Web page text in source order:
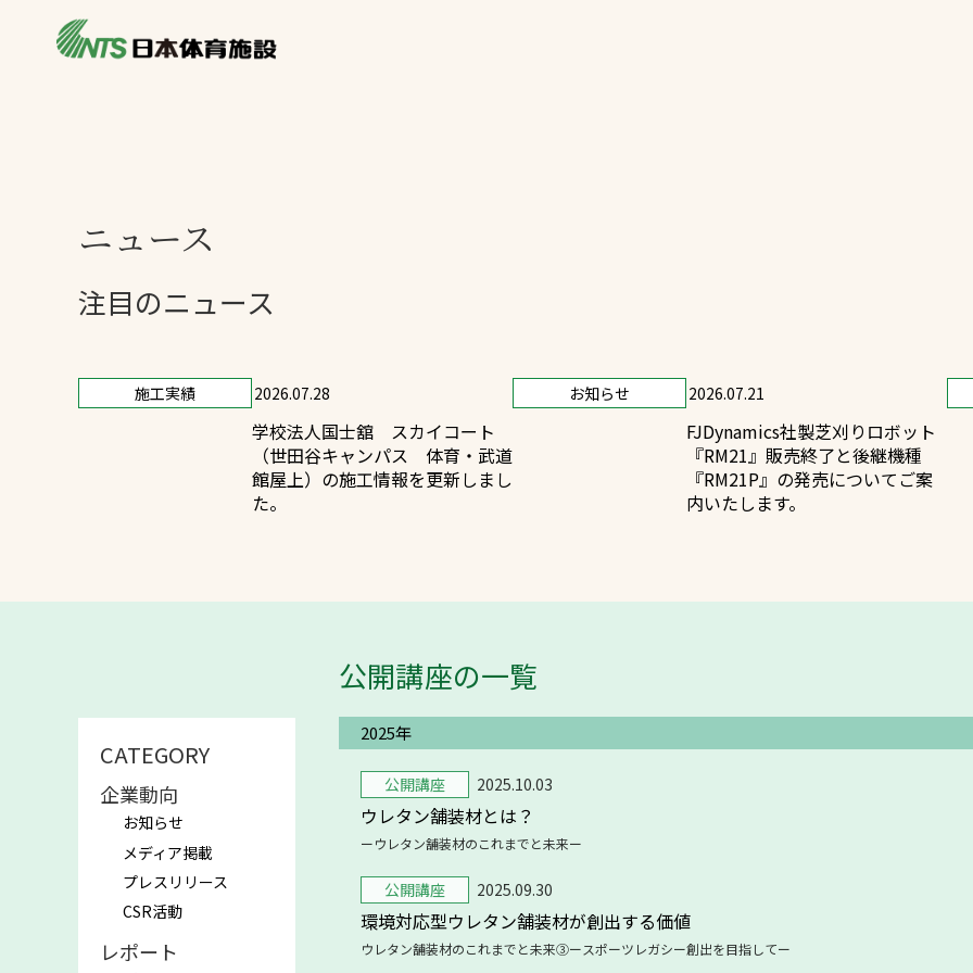
防球設備
パークマネジメント
スポーツターフ（芝生）
ニュース
注目のニュース
施工実績 2026.07.28
学校法人国士舘 スカイコート
（世田谷キャンパス 体育・武道
館屋上）の施工情報を更新しまし
た。
お知らせ 2026.07.21
FJDynamics社製芝刈りロボット
『RM21』販売終了と後継機種
『RM21P』の発売についてご案
内いたします。
CATEGORY
企業動向
お知らせ
メディア掲載
プレスリリース
CSR活動
レポート
公開講座の一覧
2025年
2025.10.03
公開講座
ウレタン舗装材とは？
ーウレタン舗装材のこれまでと未来ー
2025.09.30
公開講座
環境対応型ウレタン舗装材が創出する価値
ウレタン舗装材のこれまでと未来③ースポーツレガシー創出を目指してー